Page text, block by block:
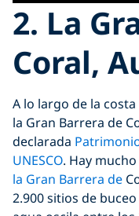
2. La
Coral,
A lo largo de la
la Gran Barrera de
declarada
UNESCO. Hay
la Gran Barrera de
2.900 sitios de